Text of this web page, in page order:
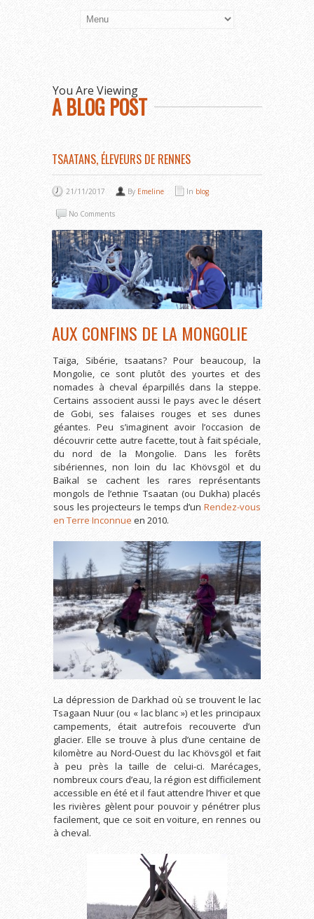
You Are Viewing
A BLOG POST
TSAATANS, ÉLEVEURS DE RENNES
21/11/2017 By Emeline In blog
No Comments
AUX CONFINS DE LA MONGOLIE
Taïga, Sibérie, tsaatans? Pour beaucoup, la
Mongolie, ce sont plutôt des yourtes et des
nomades à cheval éparpillés dans la steppe.
Certains associent aussi le pays avec le désert
de Gobi, ses falaises rouges et ses dunes
géantes. Peu s’imaginent avoir l’occasion de
découvrir cette autre facette, tout à fait spéciale,
du nord de la Mongolie. Dans les forêts
sibériennes, non loin du lac Khövsgöl et du
Baïkal se cachent les rares représentants
mongols de l’ethnie Tsaatan (ou Dukha) placés
sous les projecteurs le temps d’un Rendez-vous
en Terre Inconnue en 2010.
La dépression de Darkhad où se trouvent le lac
Tsagaan Nuur (ou « lac blanc ») et les principaux
campements, était autrefois recouverte d’un
glacier. Elle se trouve à plus d’une centaine de
kilomètre au Nord-Ouest du lac Khövsgöl et fait
à peu près la taille de celui-ci. Marécages,
nombreux cours d’eau, la région est difficilement
accessible en été et il faut attendre l’hiver et que
les rivières gèlent pour pouvoir y pénétrer plus
facilement, que ce soit en voiture, en rennes ou
à cheval.